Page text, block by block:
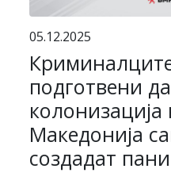
05.12.2025
подготвени
Македонија
создадат